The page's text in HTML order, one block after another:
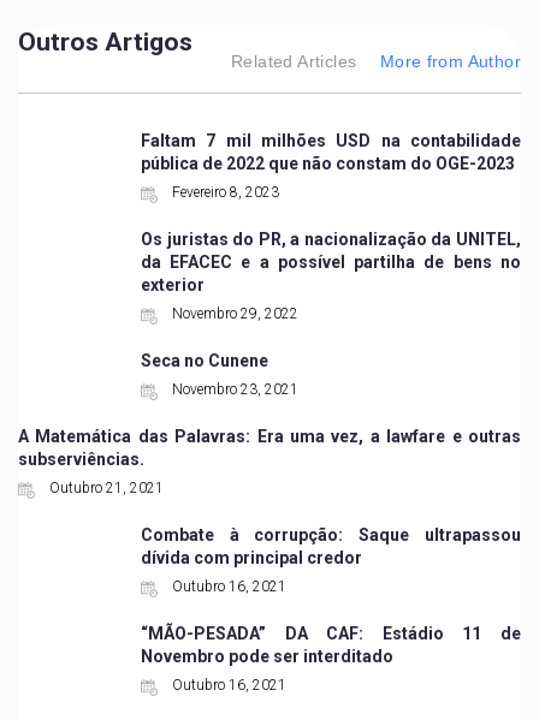
Outros Artigos
Related Articles More from Author
Faltam 7 mil milhões USD na contabilidade
pública de 2022 que não constam do OGE-2023
Fevereiro 8, 2023
Os juristas do PR, a nacionalização da UNITEL,
da EFACEC e a possível partilha de bens no
exterior
Novembro 29, 2022
Seca no Cunene
Novembro 23, 2021
A Matemática das Palavras: Era uma vez, a lawfare e outras
subserviências.
Outubro 21, 2021
Combate à corrupção: Saque ultrapassou
dívida com principal credor
Outubro 16, 2021
“MÃO-PESADA” DA CAF: Estádio 11 de
Novembro pode ser interditado
Outubro 16, 2021